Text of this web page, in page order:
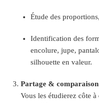
Étude des
Identification des
encolure, jupe,
silhouette en valeur.
Partage &
Vous les étudierez côte